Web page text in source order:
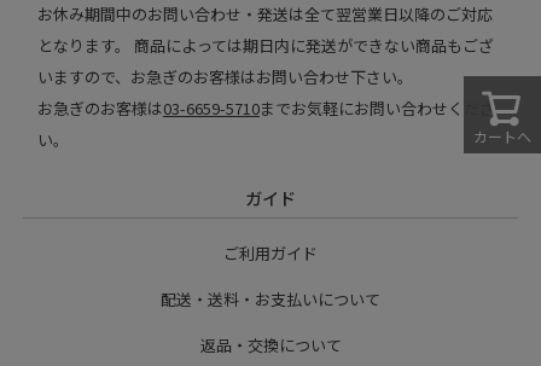
カートへ
お休み期間中のお問い合わせ・発送は全て翌営業日以降のご対応
となります。 商品によっては期日内に発送ができない商品もござ
いますので、お急ぎのお客様はお問い合わせ下さい。
お急ぎのお客様は03-6659-5710までお気軽にお問い合わせくださ
い。
ガイド
ご利用ガイド
配送・送料・お支払いについて
返品・交換について